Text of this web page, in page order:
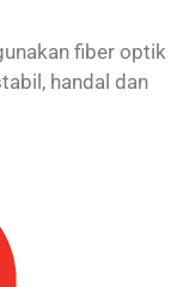
fiber optik
handal dan